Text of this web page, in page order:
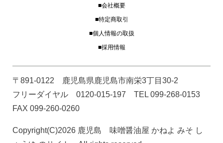
■会社概要
■特定商取引
■個人情報の取扱
■採用情報
〒891-0122 鹿児島県鹿児島市南栄3丁目30-2
フリーダイヤル 0120-015-197 TEL 099-268-0153
FAX 099-260-0260
Copyright(C)2026 鹿児島 味噌醤油屋 かねよ みそ し